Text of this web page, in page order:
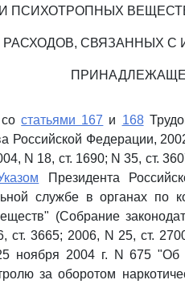
И ПСИХОТРОПНЫХ
РАСХОДОВ, СВЯЗАННЫХ С
состатьями 167 и 168
Российской Федерации,
N 18, ст. 1690; N 35, ст.
Президента
службе в органах по
(Собрание
ст. 3665; 2006, N 25, ст.
ноября 2004 г. N 675 "Об
за оборотом